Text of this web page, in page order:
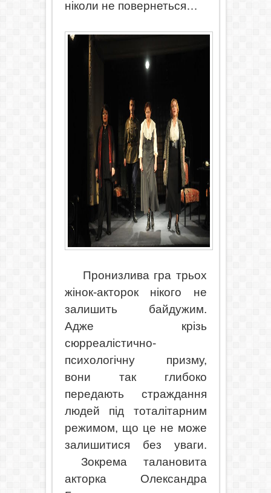
ніколи не повернеться…
Пронизлива гра трьох
жінок-акторок нікого не
залишить байдужим.
Адже крізь
сюрреалістично-
психологічну призму,
вони так глибоко
передають страждання
людей під тоталітарним
режимом, що це не може
залишитися без уваги.
Зокрема талановита
акторка Олександра